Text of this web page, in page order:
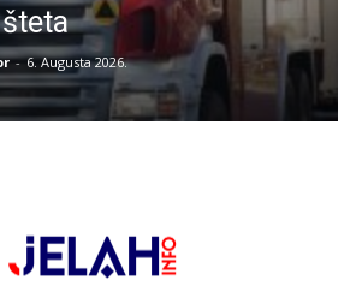
- 6. Augusta 2026.